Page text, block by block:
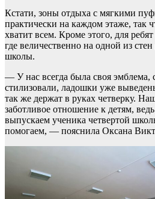
Кстати, зоны отдыха с мягкими
практически на каждом этаже, так
хватит всем. Кроме этого, для
где величественно на одной из
школы.
— У нас всегда была своя эмблема,
стилизовали, ладошки уже
так же держат в руках четверку.
заботливое отношение к детям,
выпускаем ученика четвертой
помогаем, — пояснила Оксана